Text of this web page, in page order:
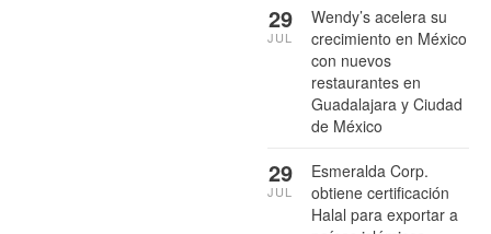
Wendy’s acelera su
crecimiento en México
con nuevos
restaurantes en
Guadalajara y Ciudad
de México
29
JUL
Esmeralda Corp.
obtiene certificación
Halal para exportar a
29
JUL